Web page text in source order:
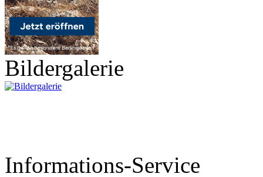
Bildergalerie
Informations-Service